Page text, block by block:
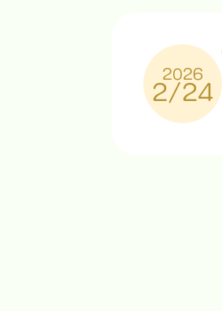
2026
2/24